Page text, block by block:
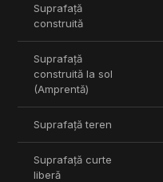
Suprafață
construită
Suprafață
construită la sol
(Amprentă)
Suprafață teren
Suprafață curte
liberă